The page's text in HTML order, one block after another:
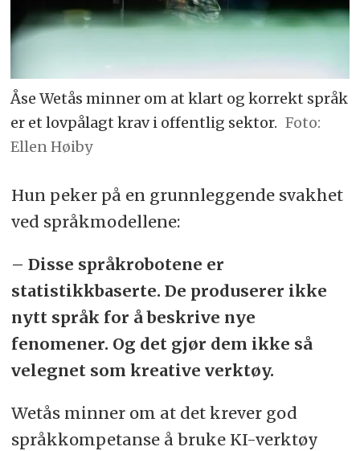
Åse Wetås minner om at klart og korrekt språk
er et lovpålagt krav i offentlig sektor. Foto:
Ellen Høiby
Hun peker på en grunnleggende svakhet
ved språkmodellene:
– Disse språkrobotene er
statistikkbaserte. De produserer ikke
nytt språk for å beskrive nye
fenomener. Og det gjør dem ikke så
velegnet som kreative verktøy.
Wetås minner om at det krever god
språkkompetanse å bruke KI-verktøy